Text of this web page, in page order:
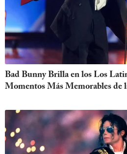
Bad Bunny Brilla en los Los
Momentos Más Memorables de